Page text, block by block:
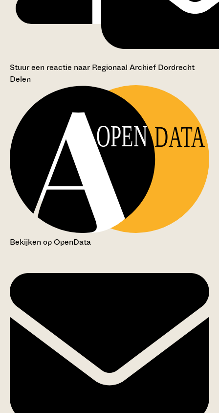
Stuur een reactie naar Regionaal Archief Dordrecht
Delen
OPEN DATA
Bekijken op OpenData